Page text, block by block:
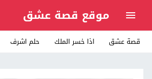
موقع قصة عشق
قصة عشق اذا خسر الملك حلم اشرف